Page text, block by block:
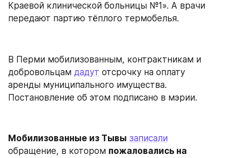
Краевой клинической больницы №1». А врачи
передают партию тёплого термобелья.
В Перми мобилизованным, контрактникам и
добровольцам дадут отсрочку на оплату
аренды муниципального имущества.
Постановление об этом подписано в мэрии.
Мобилизованные из Тывы записали
обращение, в котором пожаловались на